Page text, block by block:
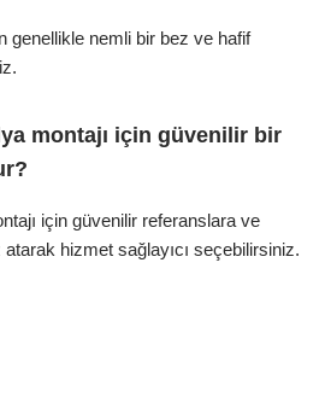
genellikle nemli bir bez ve hafif
montajı için güvenilir bir
için güvenilir referanslara ve
atarak hizmet sağlayıcı seçebilirsiniz.